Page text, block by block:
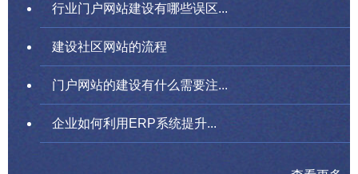
行业门户网站建设有哪些误区...
建设社区网站的流程
门户网站的建设有什么需要注...
企业如何利用ERP系统提升...